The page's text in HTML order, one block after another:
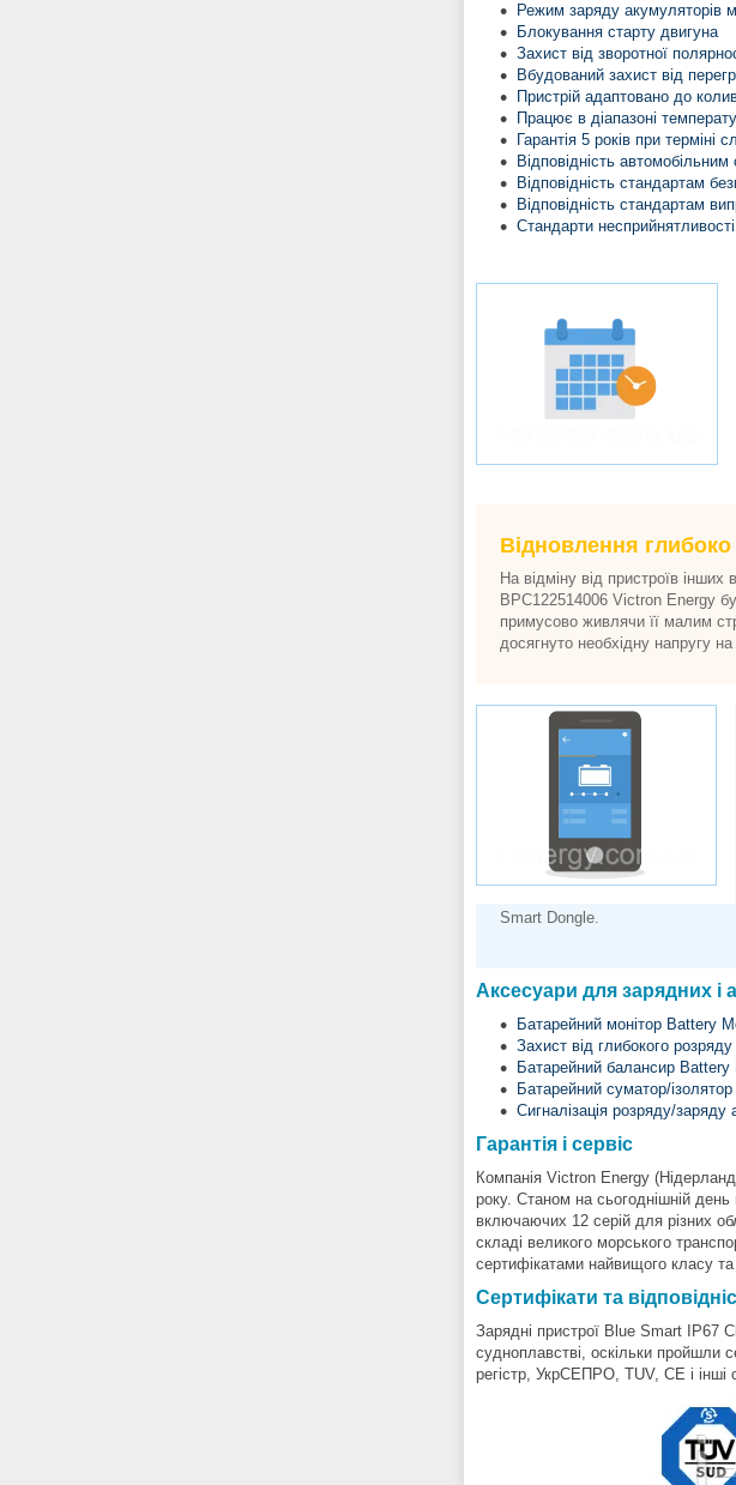
Режим заряду акумуляторів
Блокування старту двигуна
Захист від зворотної
Вбудований захист від
Пристрій адаптовано до
Працює в діапазоні
Гарантія 5 років при терміні
Відповідність
Відповідність стандартам
Відповідність стандартам
Стандарти
Відновлення
На відміну від пристроїв
BPC122514006 Victron Energy
примусово живлячи її малим
досягнуто необхідну напругу
Smart Dongle.
Аксесуари для зарядних і
Батарейний монітор Battery
Захист від глибокого
Батарейний балансир Battery
Батарейний суматор/
Сигналізація розряду/
Гарантія і сервіс
Компанія Victron Energy
року. Станом на сьогоднішній
включаючих 12 серій для різних
складі великого морського
сертифікатами найвищого класу та
Сертифікати та
Зарядні пристрої Blue Smart IP67
судноплавстві, оскільки пройшли
регістр, УкрСЕПРО, TUV, CE і інші